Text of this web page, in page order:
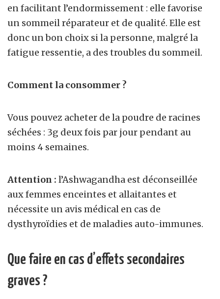
en facilitant l’endormissement : elle favorise
un sommeil réparateur et de qualité. Elle est
donc un bon choix si la personne, malgré la
fatigue ressentie, a des troubles du sommeil.
Comment la consommer ?
Vous pouvez acheter de la poudre de racines
séchées : 3g deux fois par jour pendant au
moins 4 semaines.
Attention : l’Ashwagandha est déconseillée
aux femmes enceintes et allaitantes et
nécessite un avis médical en cas de
dysthyroïdies et de maladies auto-immunes.
Que faire en cas d’effets secondaires
graves ?